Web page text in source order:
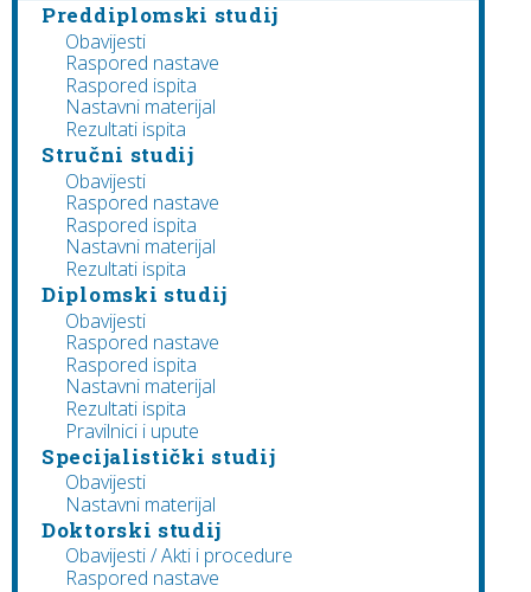
Preddiplomski studij
Obavijesti
Raspored nastave
Raspored ispita
Nastavni materijal
Rezultati ispita
Stručni studij
Obavijesti
Raspored nastave
Raspored ispita
Nastavni materijal
Rezultati ispita
Diplomski studij
Obavijesti
Raspored nastave
Raspored ispita
Nastavni materijal
Rezultati ispita
Pravilnici i upute
Specijalistički studij
Obavijesti
Nastavni materijal
Doktorski studij
Obavijesti / Akti i procedure
Raspored nastave